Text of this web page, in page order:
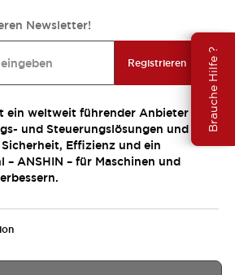
Brauche Hilfe ?
Newsletter!
Registrieren
ein weltweit führender Anbieter
und Steuerungslösungen und
Effizienz und ein
– ANSHIN – für Maschinen und